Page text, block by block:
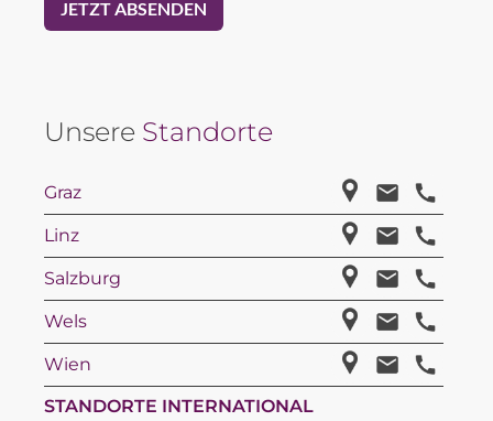
Unsere Standorte
Graz
Linz
Salzburg
Wels
Wien
STANDORTE INTERNATIONAL